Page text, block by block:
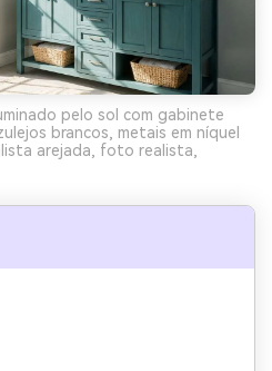
pelo sol com gabinete
brancos, metais em níquel
arejada, foto realista,